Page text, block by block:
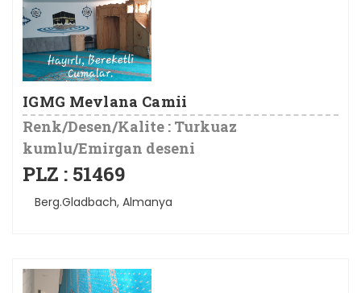
IGMG Mevlana Camii
Renk/Desen/Kalite : Turkuaz
kumlu/Emirgan deseni
PLZ : 51469
Berg.Gladbach, Almanya